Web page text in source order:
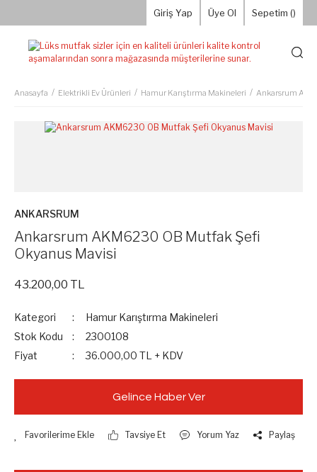
Giriş Yap Üye Ol Sepetim ()
Anasayfa Elektrikli Ev Ürünleri Hamur Karıştırma Makineleri Ankarsrum
ANKARSRUM
Ankarsrum AKM6230 OB Mutfak Şefi
Okyanus Mavisi
43.200,00 TL
Kategori
Hamur Karıştırma Makineleri
Stok Kodu
2300108
Fiyat
36.000,00 TL + KDV
Gelince Haber Ver
Tavsiye Et Yorum Yaz Paylaş